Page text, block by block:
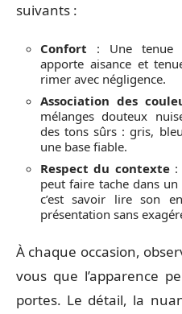
suivants :
Confort : Une tenue
apporte aisance et
rimer avec négligence.
Association des
mélanges douteux
des tons sûrs : gris,
une base fiable.
Respect du contexte:
peut faire tache dans un
c’est savoir lire son
présentation sans
À chaque occasion,
vous que l’apparence
portes. Le détail, la